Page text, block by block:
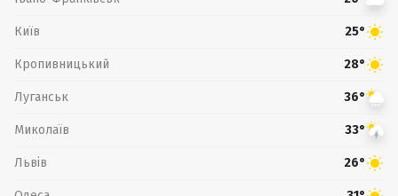
Київ 25°
Кропивницький 28°
Луганськ 36°
Миколаїв 33°
Львів 26°